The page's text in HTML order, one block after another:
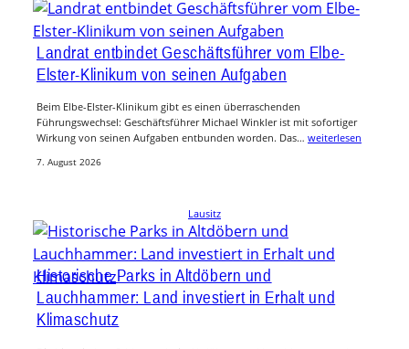
Landrat entbindet Geschäftsführer vom Elbe-
Elster-Klinikum von seinen Aufgaben
Beim Elbe-Elster-Klinikum gibt es einen überraschenden
Führungswechsel: Geschäftsführer Michael Winkler ist mit sofortiger
Wirkung von seinen Aufgaben entbunden worden. Das… weiterlesen
7. August 2026
Lausitz
Historische Parks in Altdöbern und
Lauchhammer: Land investiert in Erhalt und
Klimaschutz